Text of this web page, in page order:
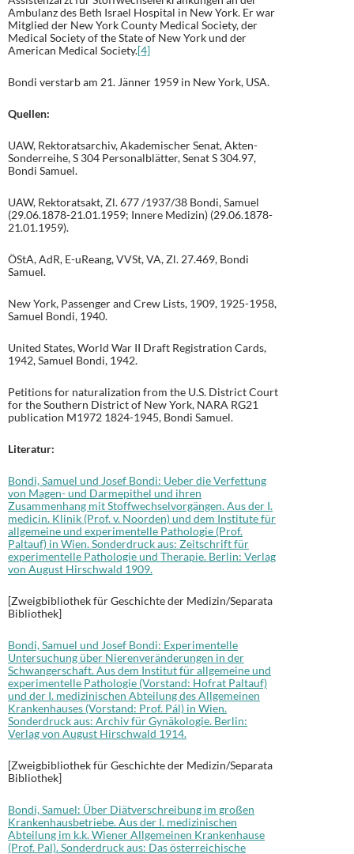
Ambulanz des Beth Israel Hospital in New York. Er war
Mitglied der New York County Medical Society, der
Medical Society of the State of New York und der
American Medical Society.[4]
Bondi verstarb am 21. Jänner 1959 in New York, USA.
Quellen:
UAW, Rektoratsarchiv, Akademischer Senat, Akten-
Sonderreihe, S 304 Personalblätter, Senat S 304.97,
Bondi Samuel.
UAW, Rektoratsakt, Zl. 677 /1937/38 Bondi, Samuel
(29.06.1878-21.01.1959; Innere Medizin) (29.06.1878-
21.01.1959).
ÖStA, AdR, E-uReang, VVSt, VA, Zl. 27.469, Bondi
Samuel.
New York, Passenger and Crew Lists, 1909, 1925-1958,
Samuel Bondi, 1940.
United States, World War II Draft Registration Cards,
1942, Samuel Bondi, 1942.
Petitions for naturalization from the U.S. District Court
for the Southern District of New York, NARA RG21
publication M1972 1824-1945, Bondi Samuel.
Literatur:
Bondi, Samuel und Josef Bondi: Ueber die Verfettung
von Magen- und Darmepithel und ihren
Zusammenhang mit Stoffwechselvorgängen. Aus der I.
medicin. Klinik (Prof. v. Noorden) und dem Institute für
allgemeine und experimentelle Pathologie (Prof.
Paltauf) in Wien. Sonderdruck aus: Zeitschrift für
experimentelle Pathologie und Therapie. Berlin: Verlag
von August Hirschwald 1909.
[Zweigbibliothek für Geschichte der Medizin/Separata
Bibliothek]
Bondi, Samuel und Josef Bondi: Experimentelle
Untersuchung über Nierenveränderungen in der
Schwangerschaft. Aus dem Institut für allgemeine und
experimentelle Pathologie (Vorstand: Hofrat Paltauf)
und der I. medizinischen Abteilung des Allgemeinen
Krankenhauses (Vorstand: Prof. Pál) in Wien.
Sonderdruck aus: Archiv für Gynäkologie. Berlin:
Verlag von August Hirschwald 1914.
[Zweigbibliothek für Geschichte der Medizin/Separata
Bibliothek]
Bondi, Samuel: Über Diätverschreibung im großen
Krankenhausbetriebe. Aus der I. medizinischen
Abteilung im k.k. Wiener Allgemeinen Krankenhause
(Prof. Pal). Sonderdruck aus: Das österreichische